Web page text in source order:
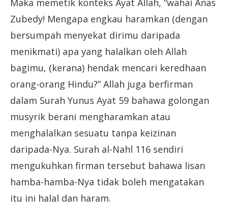
Maka memetik konteks Ayat Allah, “wahai Anas
Zubedy! Mengapa engkau haramkan (dengan
bersumpah menyekat dirimu daripada
menikmati) apa yang halalkan oleh Allah
bagimu, (kerana) hendak mencari keredhaan
orang-orang Hindu?” Allah juga berfirman
dalam Surah Yunus Ayat 59 bahawa golongan
musyrik berani mengharamkan atau
menghalalkan sesuatu tanpa keizinan
daripada-Nya. Surah al-Nahl 116 sendiri
mengukuhkan firman tersebut bahawa lisan
hamba-hamba-Nya tidak boleh mengatakan
itu ini halal dan haram.